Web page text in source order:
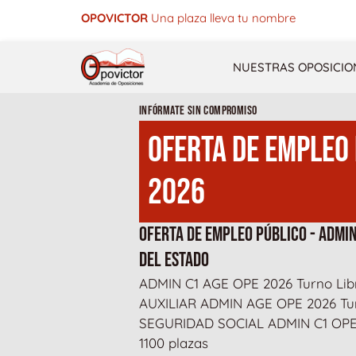
OPOVICTOR Una plaza lleva tu nombre
NUESTRAS
INFÓRMATE SIN COMPROMISO
OFERTA DE
2026
OFERTA DE EMPLEO PÚBLICO -
DEL ESTADO
ADMIN C1 AGE OPE 2026 Turno
AUXILIAR ADMIN AGE OPE 2026
SEGURIDAD SOCIAL ADMIN C1
1100 plazas